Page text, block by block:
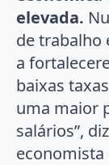
elevada.
de trabalho
a
baixas
uma maior
salários”,